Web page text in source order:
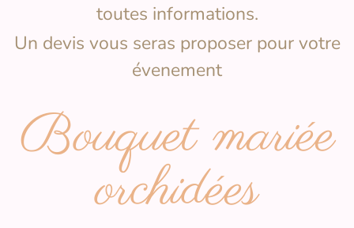
toutes informations.
Un devis vous seras proposer pour votre
évenement
Bouquet mariée
orchidées